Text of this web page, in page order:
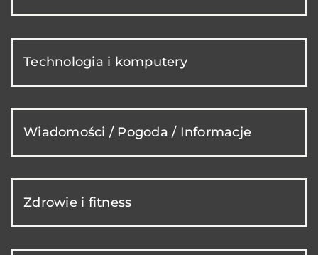
Technologia i komputery
Wiadomości / Pogoda / Informacje
Zdrowie i fitness